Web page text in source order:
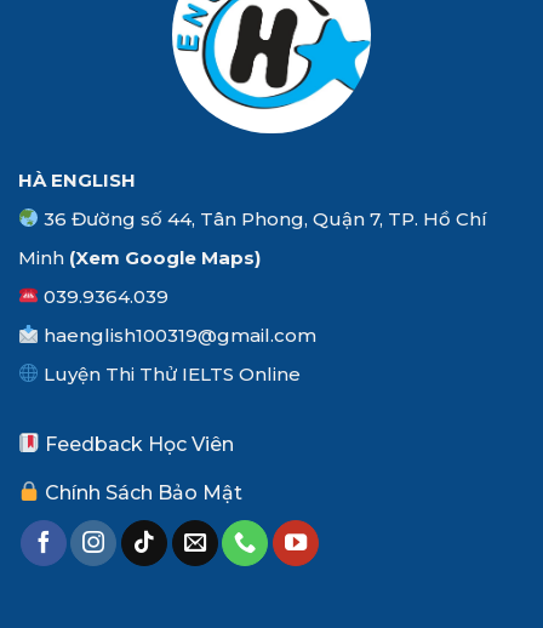
HÀ ENGLISH
36 Đường số 44, Tân Phong, Quận 7, TP. Hồ Chí
Minh (Xem Google Maps)
039.9364.039
haenglish100319@gmail.com
Luyện Thi Thử IELTS Online
Feedback Học Viên
Chính Sách Bảo Mật